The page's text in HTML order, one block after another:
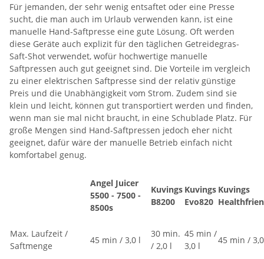
Für jemanden, der sehr wenig entsaftet oder eine Presse
sucht, die man auch im Urlaub verwenden kann, ist eine
manuelle Hand-Saftpresse eine gute Lösung. Oft werden
diese Geräte auch explizit für den täglichen Getreidegras-
Saft-Shot verwendet, wofür hochwertige manuelle
Saftpressen auch gut geeignet sind. Die Vorteile im vergleich
zu einer elektrischen Saftpresse sind der relativ günstige
Preis und die Unabhängigkeit vom Strom. Zudem sind sie
klein und leicht, können gut transportiert werden und finden,
wenn man sie mal nicht braucht, in eine Schublade Platz. Für
große Mengen sind Hand-Saftpressen jedoch eher nicht
geeignet, dafür wäre der manuelle Betrieb einfach nicht
komfortabel genug.
Angel Juicer
5500 - 7500 -
8500s
Kuvings
B8200
Kuvings
Evo820
Kuvings
Max. Laufzeit /
Saftmenge
45 min / 3,0 l
30 min.
/ 2,0 l
45 min /
3,0 l
45 min /